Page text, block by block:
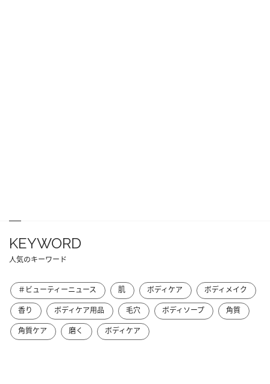
KEYWORD
人気のキーワード
＃ビューティーニュース 肌 ボディケア
ボディメイク
香り
ボディケア用品 毛穴 ボディソープ
角質
角質ケア
磨く ボディケア